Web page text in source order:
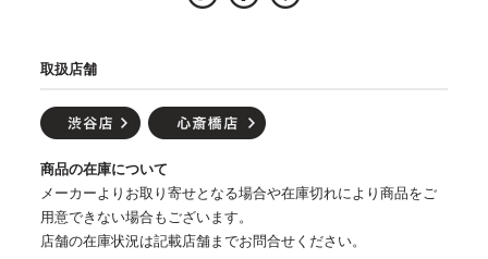
取扱店舗
商品の在庫について
メーカーよりお取り寄せとなる場合や在庫切れにより商品をご
用意できない場合もございます。
店舗の在庫状況は記載店舗までお問合せください。